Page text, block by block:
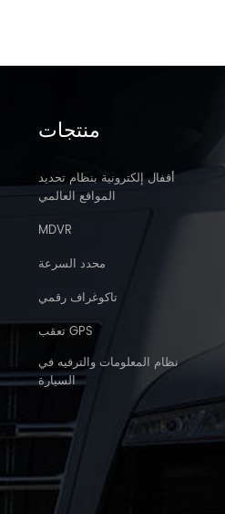
منتجات
أقفال إلكترونية بنظام تحديد
المواقع العالمي
MDVR
محدد السرعة
تاكوغراف رقمي
تعقب GPS
نظام المعلومات والترفيه في
السيارة